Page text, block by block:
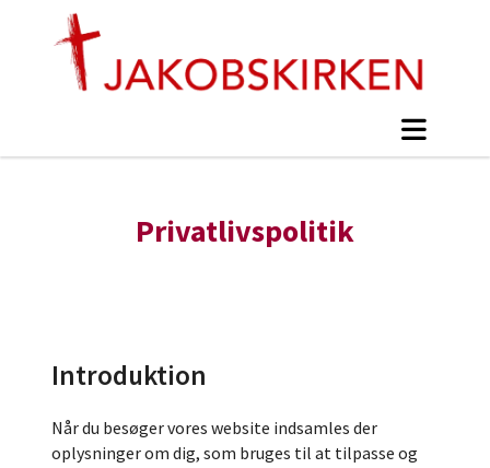
Privatlivspolitik
Introduktion
Når du besøger vores website indsamles der
oplysninger om dig, som bruges til at tilpasse og